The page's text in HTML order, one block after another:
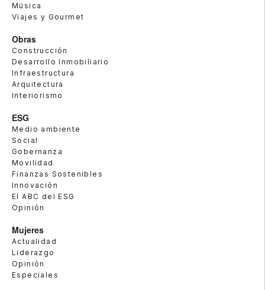
Música
Viajes y Gourmet
Obras
Construcción
Desarrollo Inmobiliario
Infraestructura
Arquitectura
Interiorismo
ESG
Medio ambiente
Social
Gobernanza
Movilidad
Finanzas Sostenibles
Innovación
El ABC del ESG
Opinión
Mujeres
Actualidad
Liderazgo
Opinión
Especiales